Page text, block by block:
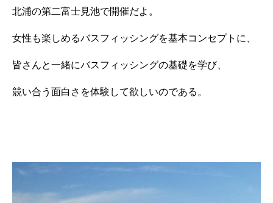
北浦の第二富士見池で開催だよ。
女性も楽しめるバスフィッシングを基本コンセプトに、
皆さんと一緒にバスフィッシングの基礎を学び、
競い合う面白さを体験して欲しいのである。